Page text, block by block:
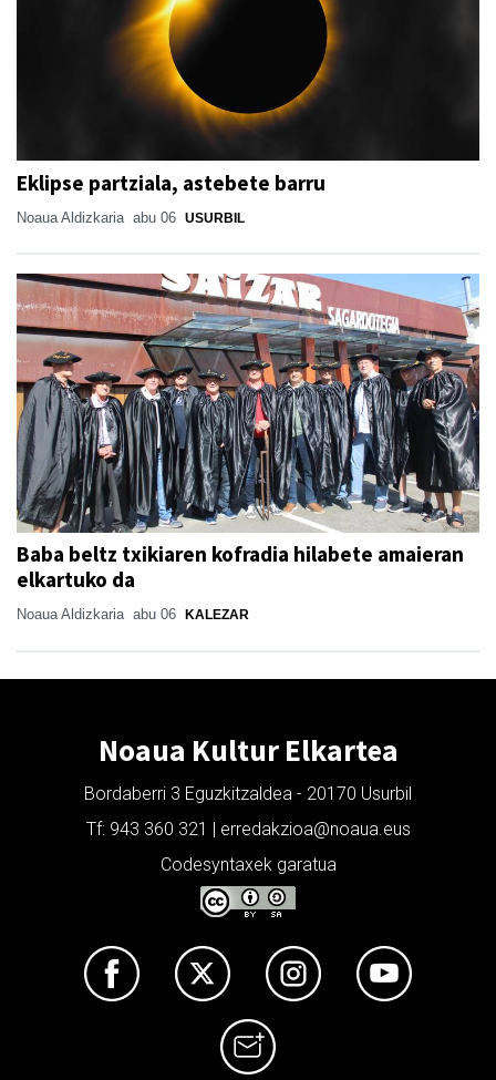
Eklipse partziala, astebete barru
Noaua Aldizkaria abu 06 USURBIL
Baba beltz txikiaren kofradia hilabete amaieran
elkartuko da
Noaua Aldizkaria abu 06 KALEZAR
Noaua Kultur Elkartea
Bordaberri 3 Eguzkitzaldea - 20170 Usurbil
Tf: 943 360 321 | erredakzioa@noaua.eus
Codesyntaxek garatua